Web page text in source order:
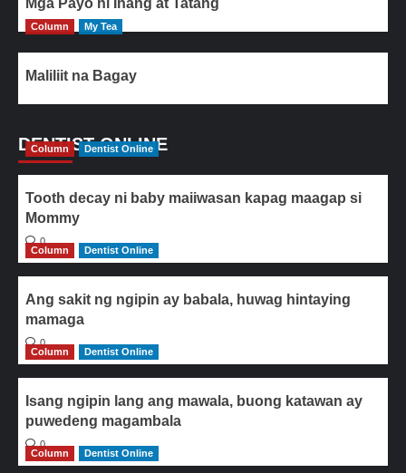
Mga Payo ni Inang at Tatang
Column My Tea
Maliliit na Bagay
DENTIST ONLINE
Column Dentist Online
Tooth decay ni baby maiiwasan kapag maagap si
Mommy
0
Column
Dentist Online
Ang sakit ng ngipin ay babala, huwag hintaying
mamaga
0
Column
Dentist Online
Isang ngipin lang ang mawala, buong katawan ay
puwedeng magambala
0
Column
Dentist Online